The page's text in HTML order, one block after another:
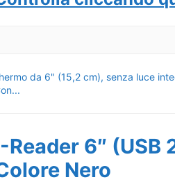
da 6" (15,2 cm), senza luce
Reader 6″
Nero